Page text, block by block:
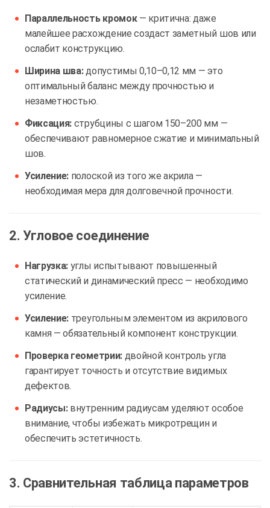
Параллельность кромок— критична: даже
малейшее расхождение создаст заметный шов или
ослабит конструкцию.
Ширина шва:допустимы 0,10–0,12 мм — это
оптимальный баланс между прочностью и
незаметностью.
Фиксация: струбцины с шагом 150–200 мм —
обеспечивают равномерное сжатие и минимальный
шов.
Усиление: полоской из того же акрила —
необходимая мера для долговечной прочности.
2. Угловое соединение
Нагрузка: углы испытывают повышенный
статический и динамический пресс — необходимо
усиление.
Усиление: треугольным элементом из акрилового
камня — обязательный компонент конструкции.
Проверка геометрии:двойной контроль угла
гарантирует точность и отсутствие видимых
дефектов.
Радиусы:внутренним радиусам уделяют особое
внимание, чтобы избежать микротрещин и
обеспечить эстетичность.
3. Сравнительная таблица параметров